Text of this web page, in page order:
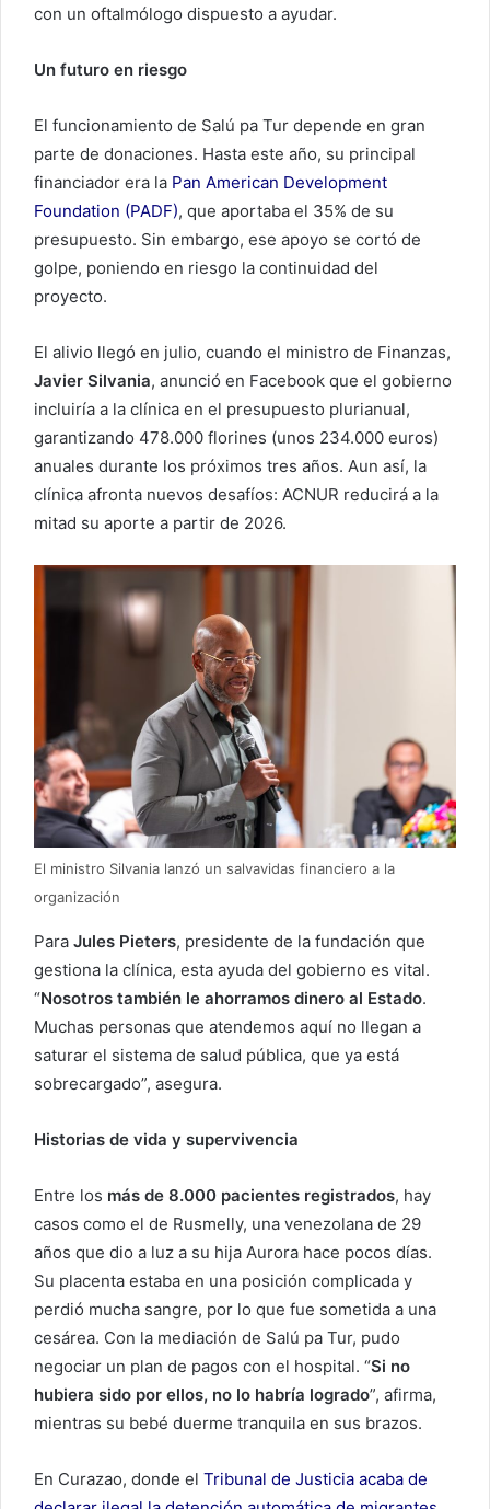
con un oftalmólogo dispuesto a ayudar.
Un futuro en riesgo
El funcionamiento de Salú pa Tur depende en gran
parte de donaciones. Hasta este año, su principal
financiador era la Pan American Development
Foundation (PADF), que aportaba el 35% de su
presupuesto. Sin embargo, ese apoyo se cortó de
golpe, poniendo en riesgo la continuidad del
proyecto.
El alivio llegó en julio, cuando el ministro de Finanzas,
Javier Silvania, anunció en Facebook que el gobierno
incluiría a la clínica en el presupuesto plurianual,
garantizando 478.000 florines (unos 234.000 euros)
anuales durante los próximos tres años. Aun así, la
clínica afronta nuevos desafíos: ACNUR reducirá a la
mitad su aporte a partir de 2026.
El ministro Silvania lanzó un salvavidas financiero a la
organización
Para Jules Pieters, presidente de la fundación que
gestiona la clínica, esta ayuda del gobierno es vital.
“Nosotros también le ahorramos dinero al Estado.
Muchas personas que atendemos aquí no llegan a
saturar el sistema de salud pública, que ya está
sobrecargado”, asegura.
Historias de vida y supervivencia
Entre los más de 8.000 pacientes registrados, hay
casos como el de Rusmelly, una venezolana de 29
años que dio a luz a su hija Aurora hace pocos días.
Su placenta estaba en una posición complicada y
perdió mucha sangre, por lo que fue sometida a una
cesárea. Con la mediación de Salú pa Tur, pudo
negociar un plan de pagos con el hospital. “Si no
hubiera sido por ellos, no lo habría logrado”, afirma,
mientras su bebé duerme tranquila en sus brazos.
En Curazao, donde el Tribunal de Justicia acaba de